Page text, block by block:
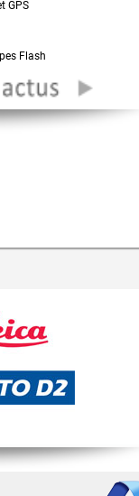
GPS
Flash